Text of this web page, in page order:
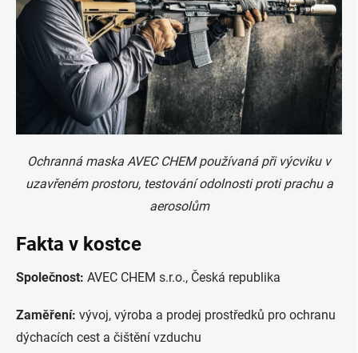
Ochranná maska AVEC CHEM používaná při výcviku v
uzavřeném prostoru, testování odolnosti proti prachu a
aerosolům
Fakta v kostce
Společnost: AVEC CHEM s.r.o., Česká republika
Zaměření: vývoj, výroba a prodej prostředků pro ochranu
dýchacích cest a čištění vzduchu